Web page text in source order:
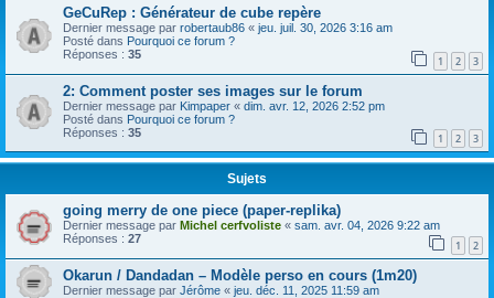
GeCuRep : Générateur de cube repère
Dernier message par robertaub86 « jeu. juil. 30, 2026 3:16 am
Posté dans Pourquoi ce forum ?
Réponses : 35 1 2 3
2: Comment poster ses images sur le forum
Dernier message par Kimpaper « dim. avr. 12, 2026 2:52 pm
Posté dans Pourquoi ce forum ?
Réponses : 35 1 2 3
Sujets
going merry de one piece (paper-replika)
Dernier message par Michel cerfvoliste « sam. avr. 04, 2026 9:22 am
Réponses : 27 1 2
Okarun / Dandadan – Modèle perso en cours (1m20)
Dernier message par Jérôme « jeu. déc. 11, 2025 11:59 am